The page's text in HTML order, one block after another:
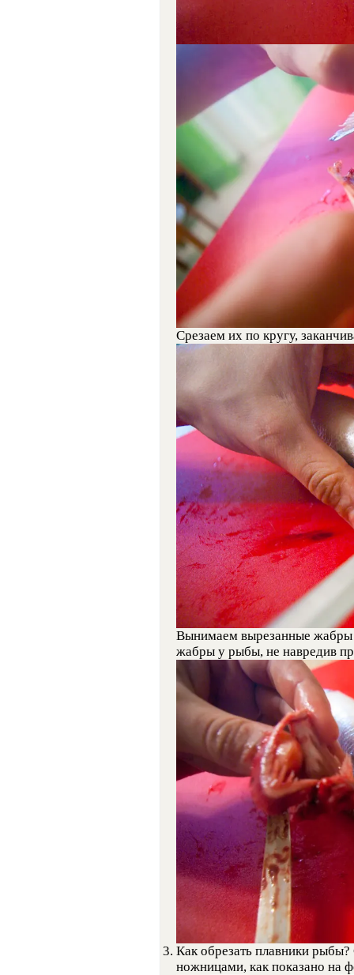
Срезаем их по кругу,
Вынимаем вырезанные жабры
жабры у рыбы, не навредив
Как обрезать плавники
ножницами, как показано на